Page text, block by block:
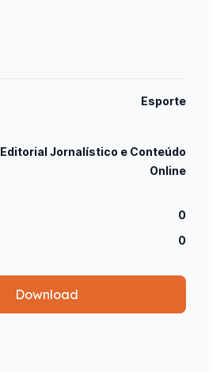
Esporte
Editorial Jornalístico e Conteúdo
Online
0
0
Download